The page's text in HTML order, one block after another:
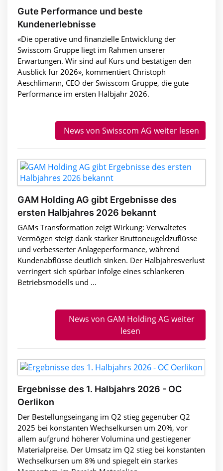
Gute Performance und beste
Kundenerlebnisse
«Die operative und finanzielle Entwicklung der
Swisscom Gruppe liegt im Rahmen unserer
Erwartungen. Wir sind auf Kurs und bestätigen den
Ausblick für 2026», kommentiert Christoph
Aeschlimann, CEO der Swisscom Gruppe, die gute
Performance im ersten Halbjahr 2026.
News von Swisscom AG weiter lesen
GAM Holding AG gibt Ergebnisse des
ersten Halbjahres 2026 bekannt
GAMs Transformation zeigt Wirkung: Verwaltetes
Vermögen steigt dank starker Bruttoneugeldzuflüsse
und verbesserter Anlageperformance, während
Kundenabflüsse deutlich sinken. Der Halbjahresverlust
verringert sich spürbar infolge eines schlankeren
Betriebsmodells und ...
News von GAM Holding AG weiter
lesen
Ergebnisse des 1. Halbjahrs 2026 - OC
Oerlikon
Der Bestellungseingang im Q2 stieg gegenüber Q2
2025 bei konstanten Wechselkursen um 20%, vor
allem aufgrund höherer Volumina und gestiegener
Materialpreise. Der Umsatz im Q2 stieg bei konstanten
Wechselkursen um 8% und spiegelt ein starkes